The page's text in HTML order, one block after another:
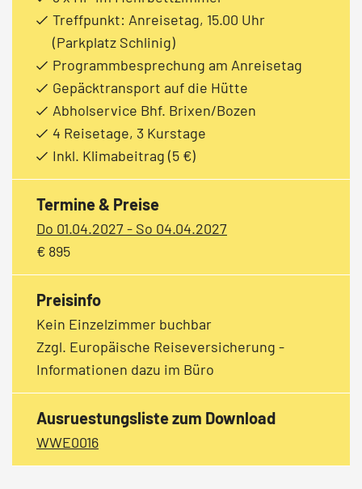
Treffpunkt: Anreisetag, 15.00 Uhr
(Parkplatz Schlinig)
Programmbesprechung am Anreisetag
Gepäcktransport auf die Hütte
Abholservice Bhf. Brixen/Bozen
4 Reisetage, 3 Kurstage
Inkl. Klimabeitrag (5 €)
Termine & Preise
Do 01.04.2027 - So 04.04.2027
€ 895
Preisinfo
Kein Einzelzimmer buchbar
Zzgl. Europäische Reiseversicherung -
Informationen dazu im Büro
Ausruestungsliste zum Download
WWE0016